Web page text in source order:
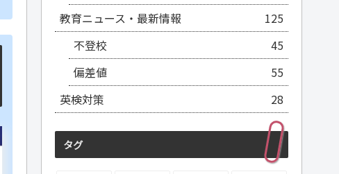
教育ニュース・最新情報
125
不登校
45
偏差値
55
英検対策
28
タグ